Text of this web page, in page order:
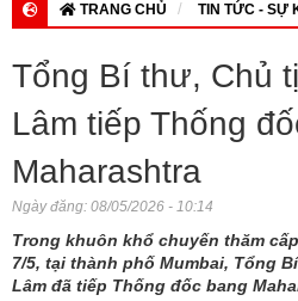
TRANG CHỦ TIN TỨC - SỰ
Tổng Bí thư, Chủ
Lâm tiếp Thống
Maharashtra
Ngày đăng: 08/05/2026 - 10:14
Trong khuôn khổ chuyến thăm
7/5, tại thành phố Mumbai, Tổng
Lâm đã tiếp Thống đốc bang